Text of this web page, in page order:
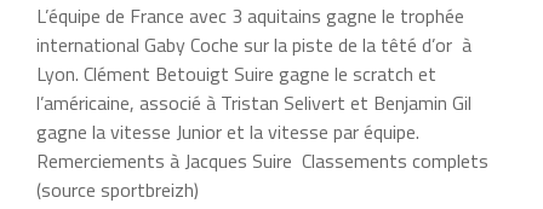
L’équipe de France avec 3 aquitains gagne le trophée
international Gaby Coche sur la piste de la têté d’or à
Lyon. Clément Betouigt Suire gagne le scratch et
l’américaine, associé à Tristan Selivert et Benjamin Gil
gagne la vitesse Junior et la vitesse par équipe.
Remerciements à Jacques Suire Classements complets
(source sportbreizh)